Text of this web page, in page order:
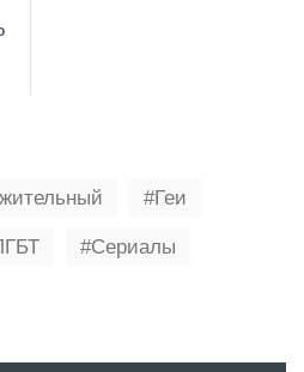
Геи
Сериалы